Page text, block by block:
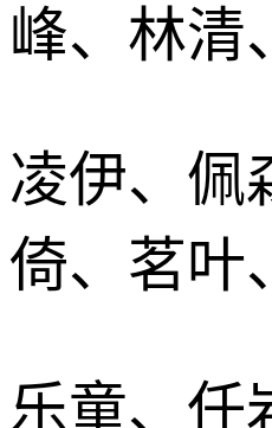
峰、林清
凌伊、佩
倚、茗叶
乐童、任